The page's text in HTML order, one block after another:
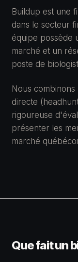
Buildup est une
dans le secteur
équipe possède
marché et un
poste de
Nous
directe
rigoureuse
présenter les
marché
Que fait un